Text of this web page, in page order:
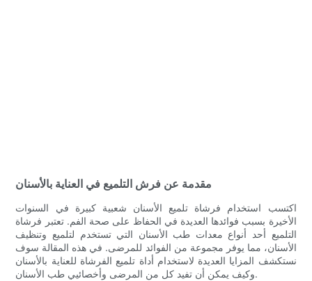
مقدمة عن فرش التلميع في العناية بالأسنان
اكتسب استخدام فرشاة تلميع الأسنان شعبية كبيرة في السنوات
الأخيرة بسبب فوائدها العديدة في الحفاظ على صحة الفم. تعتبر فرشاة
التلميع أحد أنواع معدات طب الأسنان التي تستخدم لتلميع وتنظيف
الأسنان، مما يوفر مجموعة من الفوائد للمرضى. في هذه المقالة سوف
نستكشف المزايا العديدة لاستخدام أداة تلميع الفرشاة للعناية بالأسنان
وكيف يمكن أن تفيد كل من المرضى وأخصائيي طب الأسنان.